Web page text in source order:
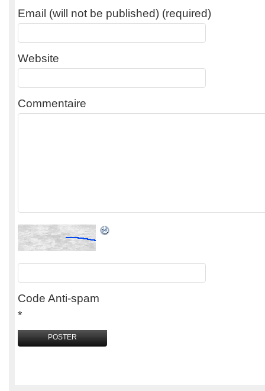
Email (will not be published) (required)
Website
Commentaire
Code Anti-spam
*